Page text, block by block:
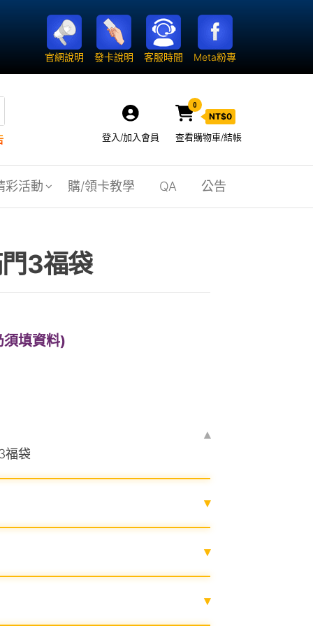
官網說明 發卡說明 客服時間 Meta粉專
0
NT$0
查看購物車/結帳
登入/加入會員
彩活動 購/領卡教學 QA 公告
3福袋
須填資料)
▴
福袋
▾
▾
▾